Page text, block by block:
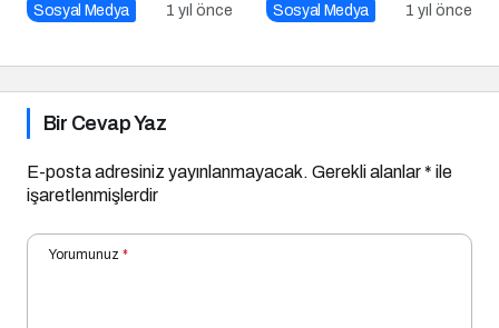
Sosyal Medya 1 yıl önce Sosyal Medya 1 yıl önce
Bir Cevap Yaz
E-posta adresiniz yayınlanmayacak. Gerekli alanlar* ile
işaretlenmişlerdir
Yorumunuz *